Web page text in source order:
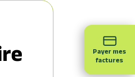
Payer mes
factures